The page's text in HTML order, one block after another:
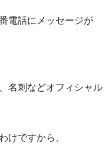
電話にメッセージが
名刺などオフィシャル
けですから、